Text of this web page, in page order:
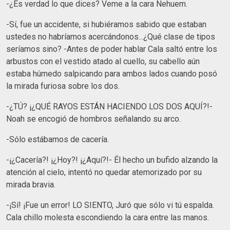
-¿Es verdad lo que dices? Veme a la cara Nehuem.
-Sí, fue un accidente, si hubiéramos sabido que estaban
ustedes no habríamos acercándonos...¿Qué clase de tipos
seríamos sino? -Antes de poder hablar Cala saltó entre los
arbustos con el vestido atado al cuello, su cabello aún
estaba húmedo salpicando para ambos lados cuando posó
la mirada furiosa sobre los dos.
-¿TÚ? ¡¿QUÉ RAYOS ESTÁN HACIENDO LOS DOS AQUÍ?!-
Noah se encogió de hombros señalando su arco.
-Sólo estábamos de cacería.
-¡¿Cacería?! ¡¿Hoy?! ¡¿Aquí?!- Él hecho un bufido alzando la
atención al cielo, intentó no quedar atemorizado por su
mirada bravia.
-¡Sí! ¡Fue un error! LO SIENTO, Juró que sólo vi tú espalda.
Cala chillo molesta escondiendo la cara entre las manos.